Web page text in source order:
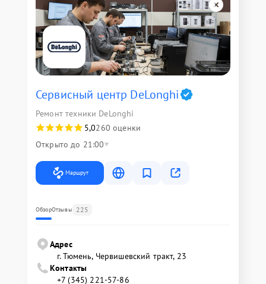
Сервисный центр DeLonghi
Ремонт техники DeLonghi
5,0260 оценки
Открыто до 21:00
Маршрут
ОбзорОтзывы 225
Адрес
г. Тюмень, ​Червишевский тракт, 23
Контакты
+7 (345) 221-57-86